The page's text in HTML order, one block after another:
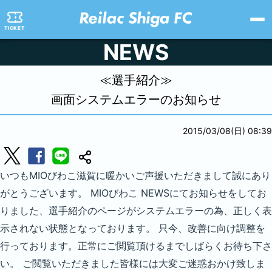
TICKET
NEWS
≪選手紹介≫
画面システムエラーのお知らせ
2015/03/08(日) 08:39
いつもMIOびわこ滋賀に暖かいご声援いただきまして誠にあり
がとうございます。 MIOびわこ NEWSにてお知らせをしてお
りました、選手紹介のページがシステムエラーの為、正しく表
示されない状態となっております。 只今、改善に向け調整を
行っております。正常にご閲覧頂けるまでしばらくお待ち下さ
い。 ご閲覧いただきました皆様には大変ご迷惑おかけ致しま